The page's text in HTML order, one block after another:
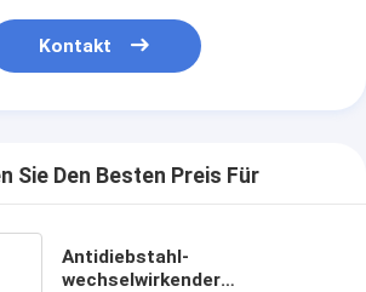
Kontakt
Sie Den Besten Preis Für
Antidiebstahl-
wechselwirkender